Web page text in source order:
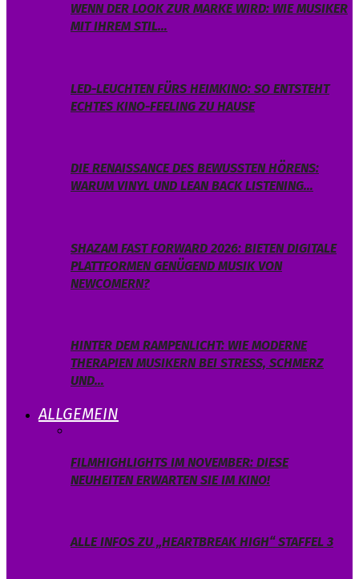
WENN DER LOOK ZUR MARKE WIRD: WIE MUSIKER
MIT IHREM STIL…
LED-LEUCHTEN FÜRS HEIMKINO: SO ENTSTEHT
ECHTES KINO-FEELING ZU HAUSE
DIE RENAISSANCE DES BEWUSSTEN HÖRENS:
WARUM VINYL UND LEAN BACK LISTENING…
SHAZAM FAST FORWARD 2026: BIETEN DIGITALE
PLATTFORMEN GENÜGEND MUSIK VON
NEWCOMERN?
HINTER DEM RAMPENLICHT: WIE MODERNE
THERAPIEN MUSIKERN BEI STRESS, SCHMERZ
UND…
ALLGEMEIN
FILMHIGHLIGHTS IM NOVEMBER: DIESE
NEUHEITEN ERWARTEN SIE IM KINO!
ALLE INFOS ZU „HEARTBREAK HIGH“ STAFFEL 3